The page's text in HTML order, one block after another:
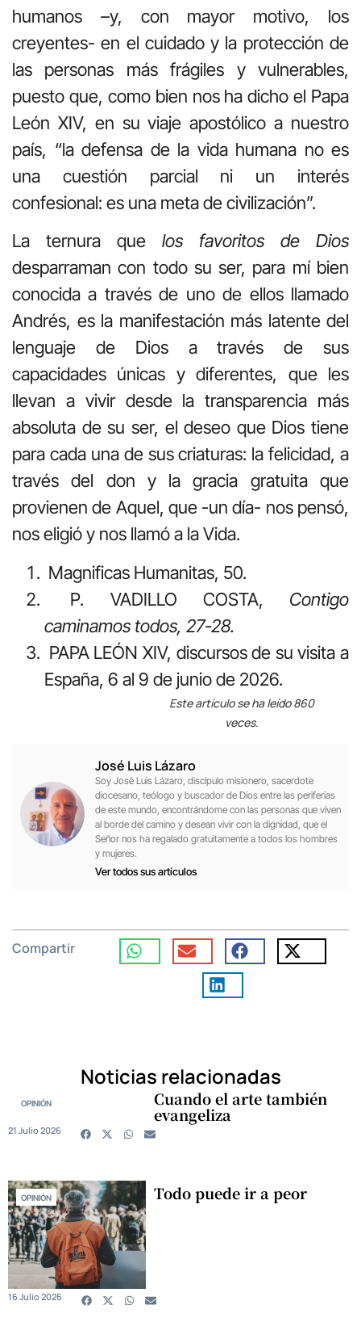
humanos –y, con mayor motivo, los
creyentes- en el cuidado y la protección de
las personas más frágiles y vulnerables,
puesto que, como bien nos ha dicho el Papa
León XIV, en su viaje apostólico a nuestro
país, “la defensa de la vida humana no es
una cuestión parcial ni un interés
confesional: es una meta de civilización”.
La ternura que los favoritos de Dios
desparraman con todo su ser, para mí bien
conocida a través de uno de ellos llamado
Andrés, es la manifestación más latente del
lenguaje de Dios a través de sus
capacidades únicas y diferentes, que les
llevan a vivir desde la transparencia más
absoluta de su ser, el deseo que Dios tiene
para cada una de sus criaturas: la felicidad, a
través del don y la gracia gratuita que
provienen de Aquel, que -un día- nos pensó,
nos eligió y nos llamó a la Vida.
Magnificas Humanitas, 50.
P. VADILLO COSTA, Contigo
caminamos todos, 27-28.
PAPA LEÓN XIV, discursos de su visita a
España, 6 al 9 de junio de 2026.
Este artículo se ha leído 860
veces.
José Luis Lázaro
Soy José Luis Lázaro, discípulo misionero, sacerdote
diocesano, teólogo y buscador de Dios entre las periferias
de este mundo, encontrándome con las personas que viven
al borde del camino y desean vivir con la dignidad, que el
Señor nos ha regalado gratuitamente a todos los hombres
y mujeres.
Ver todos sus artículos
Compartir
Noticias relacionadas
OPINIÓN Cuando el arte también
evangeliza
21 Julio 2026
OPINIÓN Todo puede ir a peor
16 Julio 2026